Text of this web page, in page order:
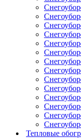
Тепловые